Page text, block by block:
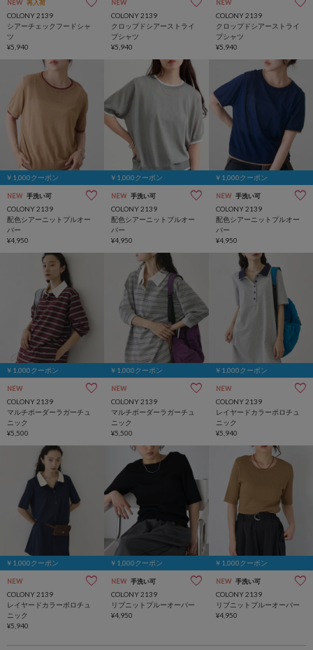
NEW 再入荷
COLONY 2139
シアーチェックフードシャ
ツ
¥5,940
NEW
COLONY 2139
クロップドシアーストライ
プシャツ
¥5,940
NEW
COLONY 2139
クロップドシアーストライ
プシャツ
¥5,940
￥1,000クーポン
NEW 手洗い可
COLONY 2139
配色シアーニットプルオー
バー
¥4,950
￥1,000クーポン
NEW 手洗い可
COLONY 2139
配色シアーニットプルオー
バー
¥4,950
￥1,000クーポン
NEW 手洗い可
COLONY 2139
配色シアーニットプルオー
バー
¥4,950
￥1,000クーポン
NEW
COLONY 2139
マルチボーダーラガーチュ
ニック
¥5,500
￥1,000クーポン
NEW
COLONY 2139
マルチボーダーラガーチュ
ニック
¥5,500
￥1,000クーポン
NEW
COLONY 2139
レイヤードカラーポロチュ
ニック
¥5,940
￥1,000クーポン
NEW
COLONY 2139
レイヤードカラーポロチュ
ニック
¥5,940
￥1,000クーポン
NEW 手洗い可
COLONY 2139
リブニットプルーオーバー
¥4,950
￥1,000クーポン
NEW 手洗い可
COLONY 2139
リブニットプルーオーバー
¥4,950